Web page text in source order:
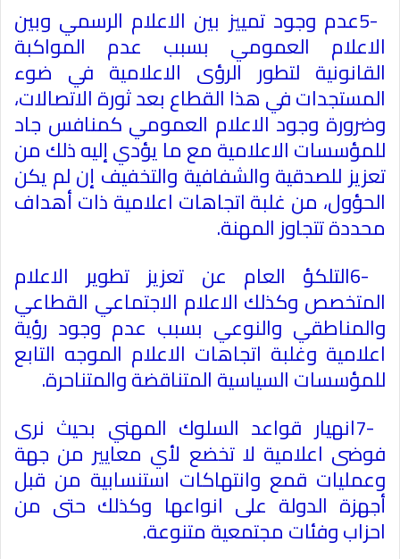
5-عدم وجود تمييز بين الاعلام الرسمي وبين
الاعلام العمومي بسبب عدم المواكبة
القانونية لتطور الرؤى الاعلامية في ضوء
المستجدات في هذا القطاع بعد ثورة الاتصالات،
وضرورة وجود الاعلام العمومي كمنافس جاد
للمؤسسات الاعلامية مع ما يؤدي إليه ذلك من
تعزيز للصدقية والشفافية والتخفيف إن لم يكن
الحؤول، من غلبة اتجاهات اعلامية ذات أهداف
محددة تتجاوز المهنة.
6-التلكؤ العام عن تعزيز تطوير الاعلام
المتخصص وكذلك الاعلام الاجتماعي القطاعي
والمناطقي والنوعي بسبب عدم وجود رؤية
اعلامية وغلبة اتجاهات الاعلام الموجه التابع
للمؤسسات السياسية المتناقضة والمتناحرة.
7-انهيار قواعد السلوك المهني بحيث نرى
فوضى اعلامية لا تخضع لأي معايير من جهة
وعمليات قمع وانتهاكات استنسابية من قبل
أجهزة الدولة على انواعها وكذلك حتى من
احزاب وفئات مجتمعية متنوعة.